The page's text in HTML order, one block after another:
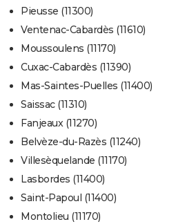
Pieusse (11300)
Ventenac-Cabardès (11610)
Moussoulens (11170)
Cuxac-Cabardès (11390)
Mas-Saintes-Puelles (11400)
Saissac (11310)
Fanjeaux (11270)
Belvèze-du-Razès (11240)
Villesèquelande (11170)
Lasbordes (11400)
Saint-Papoul (11400)
Montolieu (11170)